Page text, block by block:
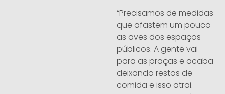
“Precisamos de medidas
que afastem um pouco
as aves dos espaços
públicos. A gente vai
para as praças e acaba
deixando restos de
comida e isso atrai.